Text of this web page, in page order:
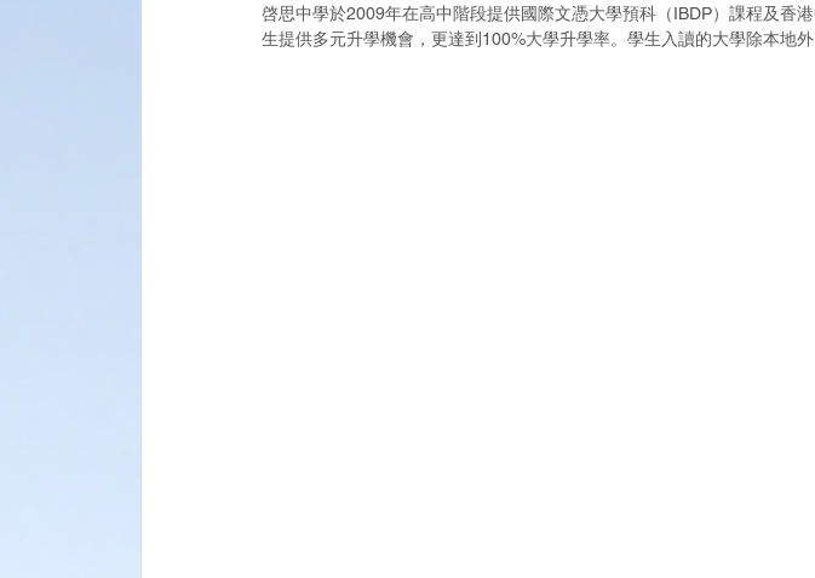
啓思中學於2009年在高中階段提供國際文憑大學預科（IBDP）課程及香
生提供多元升學機會，更達到100%大學升學率。學生入讀的大學除本地